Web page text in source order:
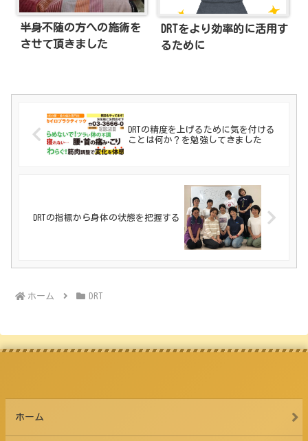
半身不随の方への施術を
させて頂きました
DRTをより効率的に活用す
るために
DRTの精度を上げるために気を付ける
ことは何か？を勉強してきました
DRTの指標から身体の状態を把握する
ホーム DRT
ホーム